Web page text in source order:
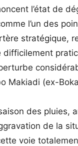
l’état de
l’un des
stratégique,
difficilement
Makiadi (ex-
des pluies,
de la
voie